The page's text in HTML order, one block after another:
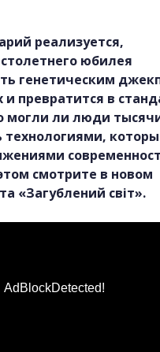
реализуется,
юбилея
генетическим
превратится в
могли ли люди
технологиями,
смотрите в новом
«Загублений світ».
AdBlockDetected!